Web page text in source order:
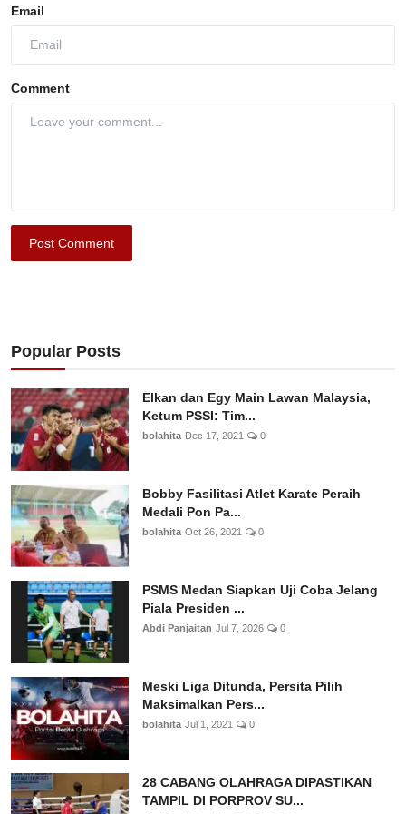
Email
Comment
Post Comment
Popular Posts
Elkan dan Egy Main Lawan Malaysia,
Ketum PSSI: Tim...
bolahita Dec 17, 2021 0
Bobby Fasilitasi Atlet Karate Peraih
Medali Pon Pa...
bolahita Oct 26, 2021 0
PSMS Medan Siapkan Uji Coba Jelang
Piala Presiden ...
Abdi Panjaitan Jul 7, 2026 0
Meski Liga Ditunda, Persita Pilih
Maksimalkan Pers...
bolahita Jul 1, 2021 0
28 CABANG OLAHRAGA DIPASTIKAN
TAMPIL DI PORPROV SU...